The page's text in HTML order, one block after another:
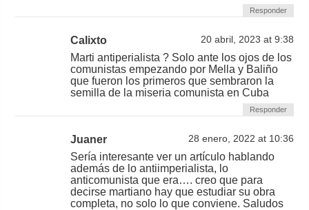
Responder
Calixto 20 abril, 2023 at 9:38
Marti antiperialista ? Solo ante los ojos de los
comunistas empezando por Mella y Baliño
que fueron los primeros que sembraron la
semilla de la miseria comunista en Cuba
Responder
Juaner 28 enero, 2022 at 10:36
Sería interesante ver un artículo hablando
además de lo antiimperialista, lo
anticomunista que era…. creo que para
decirse martiano hay que estudiar su obra
completa, no solo lo que conviene. Saludos